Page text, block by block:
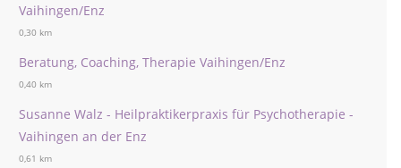
Vaihingen/Enz
0,30 km
Beratung, Coaching, Therapie Vaihingen/Enz
0,40 km
Susanne Walz - Heilpraktikerpraxis für Psychotherapie -
Vaihingen an der Enz
0,61 km